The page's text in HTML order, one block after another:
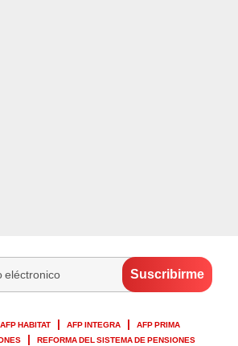
AFP HABITAT AFP INTEGRA
AFP PRIMA
REFORMA DEL SISTEMA DE PENSIONES